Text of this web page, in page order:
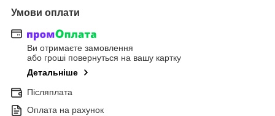
Умови оплати
Ви отримаєте замовлення
або гроші повернуться на вашу картку
Детальніше
Післяплата
Оплата на рахунок